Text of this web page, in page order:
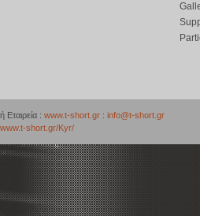
: www.t-short.gr : info@t-short.gr
short.gr/Kyr/